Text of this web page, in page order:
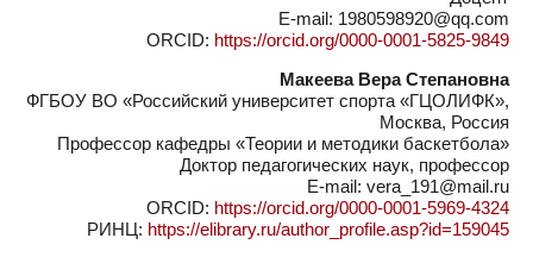
E-mail: 1980598920@qq.com
ORCID: https://orcid.org/0000-0001-5825-9849
Макеева Вера Степановна
ФГБОУ ВО «Российский университет спорта «ГЦОЛИФК»,
Москва, Россия
Профессор кафедры «Теории и методики баскетбола»
Доктор педагогических наук, профессор
E-mail: vera_191@mail.ru
ORCID: https://orcid.org/0000-0001-5969-4324
РИНЦ: https://elibrary.ru/author_profile.asp?id=159045